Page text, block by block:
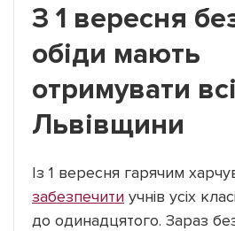
З 1 вересня
обіди мають
отримувати
Львівщини
Із 1 вересня гарячим
забезпечити учнів усіх
до одинадцятого. Зараз